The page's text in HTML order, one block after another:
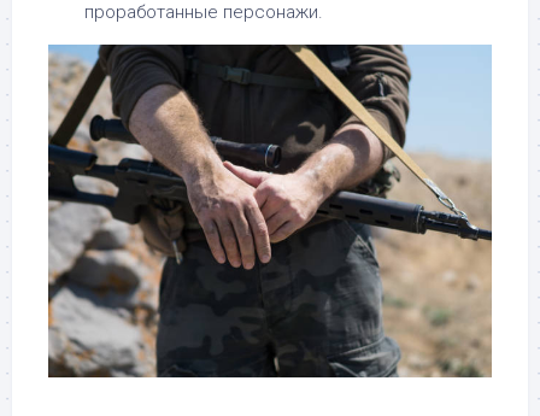
проработанные персонажи.